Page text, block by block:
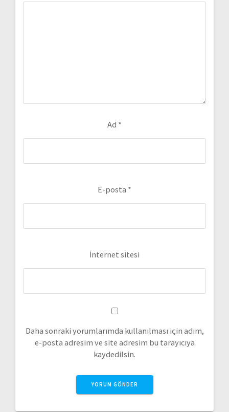
Ad *
E-posta *
İnternet sitesi
Daha sonraki yorumlarımda kullanılması için adım,
e-posta adresim ve site adresim bu tarayıcıya
kaydedilsin.